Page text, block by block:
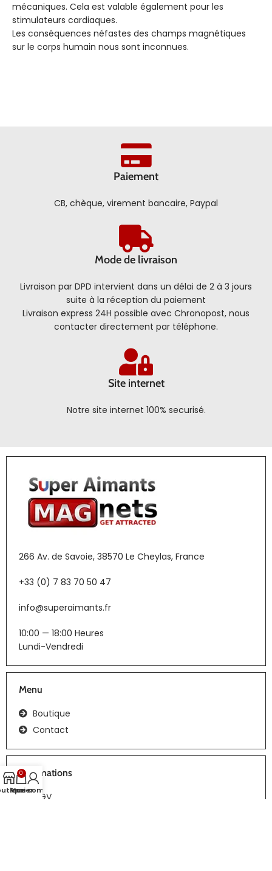
mécaniques. Cela est valable également pour les
stimulateurs cardiaques.
Les conséquences néfastes des champs magnétiques
sur le corps humain nous sont inconnues.
Paiement
CB, chèque, virement bancaire, Paypal
Mode de livraison
Livraison par DPD intervient dans un délai de 2 à 3 jours
suite à la réception du paiement
Livraison express 24H possible avec Chronopost, nous
contacter directement par téléphone.
Site internet
Notre site internet 100% securisé.
266 Av. de Savoie, 38570 Le Cheylas, France
+33 (0) 7 83 70 50 47
info@superaimants.fr
10:00 — 18:00 Heures
Lundi-Vendredi
Menu
Boutique
Contact
Informations
CGV
0
Panier
Mon compte